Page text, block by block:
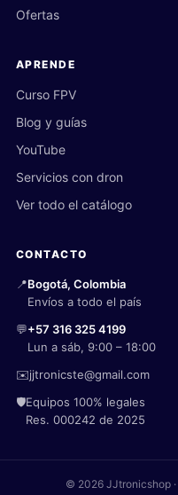
Ofertas
APRENDE
Curso FPV
Blog y guías
YouTube
Servicios con dron
Ver todo el catálogo
CONTACTO
📍Bogotá, Colombia
Envíos a todo el país
💬+57 316 325 4199
Lun a sáb, 9:00 – 18:00
✉️jjtronicste@gmail.com
🛡️Equipos 100% legales
Res. 000242 de 2025
© 2026 JJtronicshop